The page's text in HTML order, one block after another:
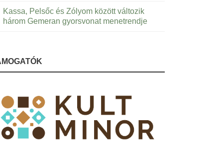
Kassa, Pelsőc és Zólyom között változik
három Gemeran gyorsvonat menetrendje